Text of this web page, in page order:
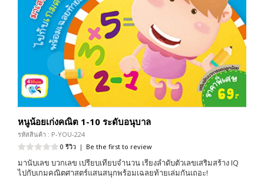
หนูน้อยเก่งคณิต 1-10 ระดับอนุบาล
รหัสสินค้า : P-YOU-224
0 รีวิว | Be the first to review
มานับเลข บวกเลข เปรียบเทียบจำนวน เรียงลำดับตัวเลขเสริมสร้าง IQ
ไปกับเกมคณิตศาสตร์แสนสนุกพร้อมเฉลยท้ายเล่มกันเถอะ!